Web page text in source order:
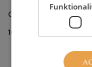
Gormannstrasse 22
10119 Berlin